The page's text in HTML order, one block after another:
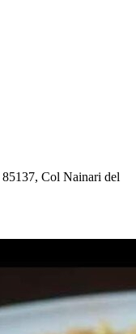
85137, Col Nainari del